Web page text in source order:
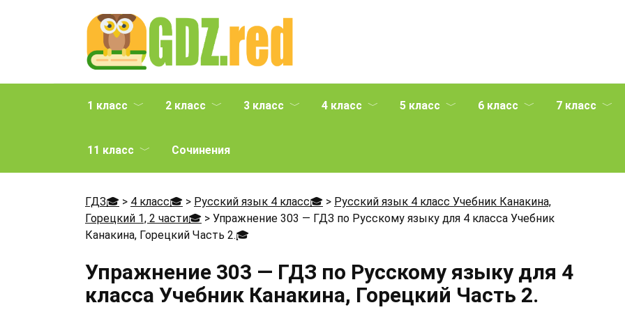
1 класс 2 класс 3 класс 4 класс 5 класс 6 класс 7 класс
11 класс Сочинения
ГДЗ🎓 > 4 класс🎓 > Русский язык 4 класс🎓 > Русский язык 4 класс Учебник Канакина,
Горецкий 1, 2 части🎓 > Упражнение 303 — ГДЗ по Русскому языку для 4 класса Учебник
Канакина, Горецкий Часть 2.🎓
Упражнение 303 — ГДЗ по Русскому языку для 4
класса Учебник Канакина, Горецкий Часть 2.